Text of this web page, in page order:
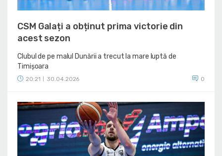
CSM Galați a obținut prima victorie din
acest sezon
Clubul de pe malul Dunării a trecut la mare luptă de
Timișoara
20:21 30.04.2026 0